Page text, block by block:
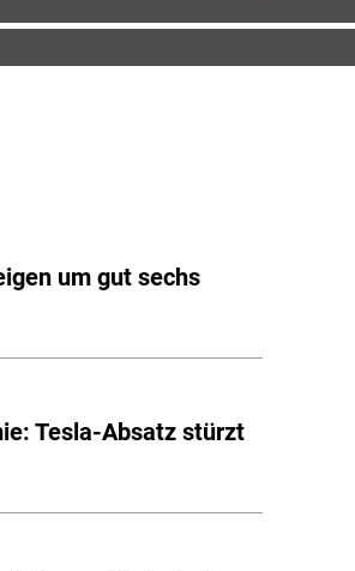
um gut sechs
Tesla-Absatz stürzt